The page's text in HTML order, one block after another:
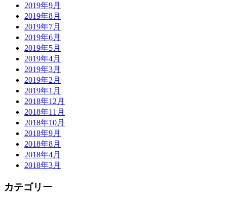
2019年9月
2019年8月
2019年7月
2019年6月
2019年5月
2019年4月
2019年3月
2019年2月
2019年1月
2018年12月
2018年11月
2018年10月
2018年9月
2018年8月
2018年4月
2018年3月
カテゴリー